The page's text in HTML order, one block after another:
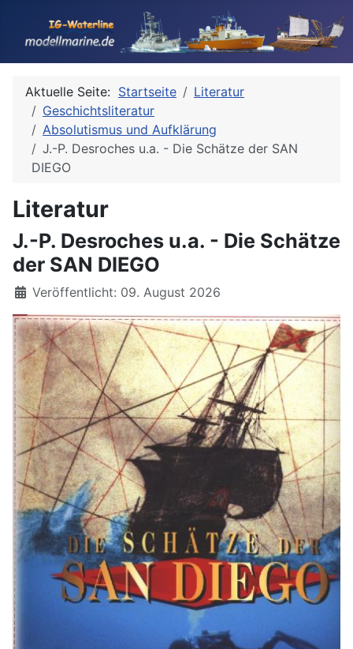
Aktuelle Seite: Startseite
Literatur
Geschichtsliteratur
Absolutismus und Aufklärung
J.-P. Desroches u.a. - Die Schätze der SAN
DIEGO
Literatur
J.-P. Desroches u.a. - Die Schätze
der SAN DIEGO
Details
Veröffentlicht: 09. August 2026